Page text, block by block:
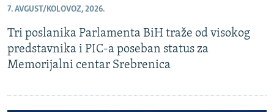
ISPRIČAJ MI
DNEVNO@RSE
SPECIJALI RSE
7. AVGUST/KOLOVOZ, 2026.
Tri poslanika Parlamenta BiH traže od visokog
predstavnika i PIC-a poseban status za
Memorijalni centar Srebrenica